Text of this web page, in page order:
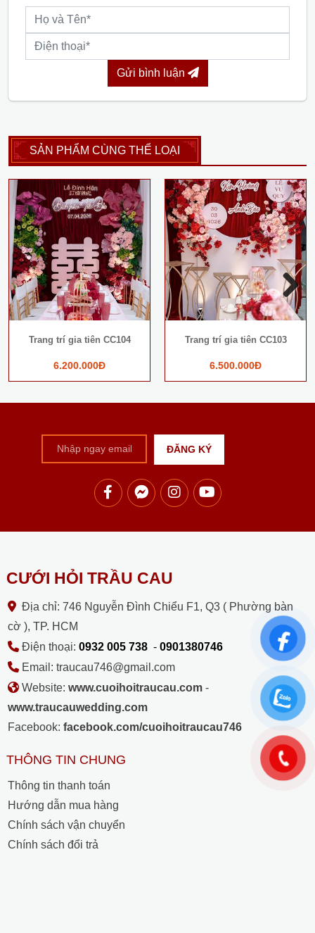
Gửi bình luận
SẢN PHẨM CÙNG THỂ LOẠI
Trang trí gia tiên CC104
6.200.000Đ
Trang trí gia tiên CC103
6.500.000Đ
Next
CƯỚI HỎI TRẦU CAU
Địa chỉ: 746 Nguyễn Đình Chiểu F1, Q3 ( Phường bàn
cờ ), TP. HCM
Điện thoại: 0932 005 738- 0901380746
Email: traucau746@gmail.com
Website: www.cuoihoitraucau.com -
www.traucauwedding.com
Facebook: facebook.com/cuoihoitraucau746
THÔNG TIN CHUNG
Thông tin thanh toán
Hướng dẫn mua hàng
Chính sách vận chuyển
Chính sách đổi trả